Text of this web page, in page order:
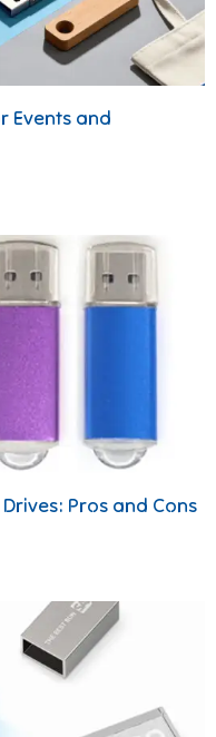
Events and
Drives: Pros and Cons